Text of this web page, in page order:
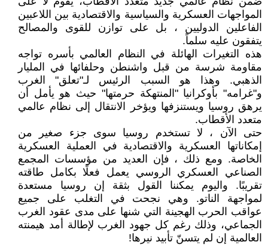
المواجهات العسكرية والسياسية والاقتصادية بين اللاعبين
الفاعلين الدوليين ، بل على توازن للقوى والمصالح
يتفقون عليه سلماً.
هذه التغيرات الهائلة في النظام العالمي بأسره تواجه
مقاومة شرسة من قبل واشنطن وحلفائها في المليار
الذهبي. وهذا هو السبب الرئيس لـ"تعلق" الغرب
و"غرامه" بأوكرانيا "المنتهكة حرمتها" حيث هو يأمل أن
يرهق روسيا ويستنزفها ويؤخر الانتقال إلى نظام عالمي
متعدد الأقطاب.
حتى الآن ، لا تستخدم روسيا سوى جزء صغير من
إمكاناتها العسكرية والاقتصادية في العملية العسكرية
الخاصة. ومع ذلك ، فإن العديد من مؤسسات المجمع
الصناعي العسكري الروسي يعمل فعلًا بكامل طاقته
تقريبًا. واليوم يمكننا القول بثقة إن روسيا مستعدة
لمواجهة الناتو. وهي نجحت في التغلب على جميع
عواقب الحرب الهجينة التي شنها على مدى عقود الغرب
الجماعي، وذلك رغم كل جهود الغرب لإطالة أمد هيمنته
العالمية إن لم يتسنّ تأبيد نيرها!